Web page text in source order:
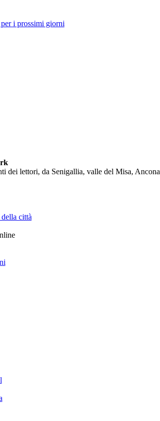
per i prossimi giorni
dei lettori, da Senigallia, valle del Misa, Ancona
città